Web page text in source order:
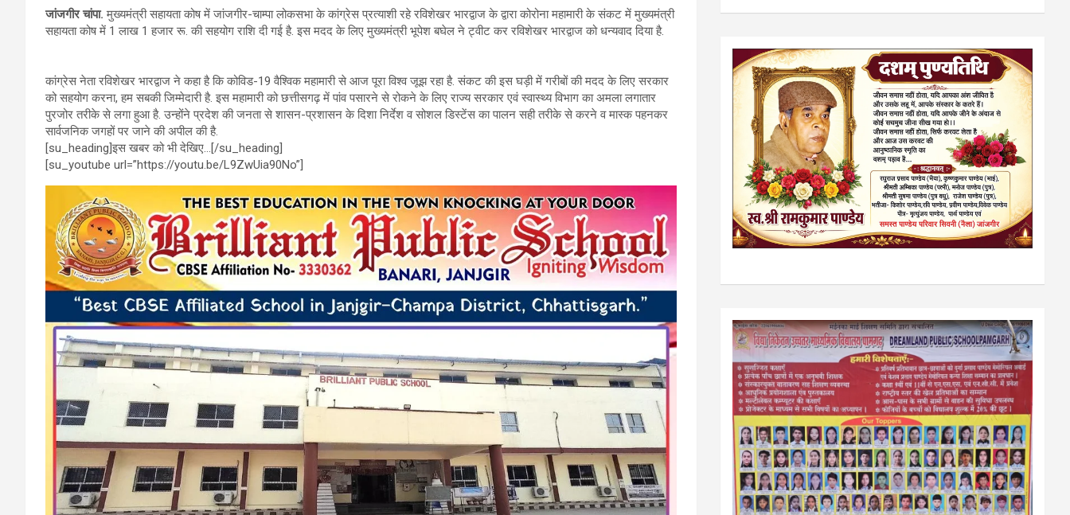
ce
o
o
k
tt at
A
p
p
e
a
m
जांजगीर चांपा. मुख्यमंत्री सहायता कोष में जांजगीर-चाम्पा लोकसभा के कांग्रेस प्रत्याशी रहे रविशेखर भारद्वाज के द्वारा कोरोना महामारी के संकट में मुख्यमंत्री
सहायता कोष में 1 लाख 1 हजार रू. की सहयोग राशि दी गई है. इस मदद के लिए मुख्यमंत्री भूपेश बघेल ने ट्वीट कर रविशेखर भारद्वाज को धन्यवाद दिया है.
कांग्रेस नेता रविशेखर भारद्वाज ने कहा है कि कोविड-19 वैश्विक महामारी से आज पूरा विश्व जूझ रहा है. संकट की इस घड़ी में गरीबों की मदद के लिए सरकार
को सहयोग करना, हम सबकी जिम्मेदारी है. इस महामारी को छत्तीसगढ़ में पांव पसारने से रोकने के लिए राज्य सरकार एवं स्वास्थ्य विभाग का अमला लगातार
पुरजोर तरीके से लगा हुआ है. उन्होंने प्रदेश की जनता से शासन-प्रशासन के दिशा निर्देश व सोशल डिस्टेंस का पालन सही तरीके से करने व मास्क पहनकर
सार्वजनिक जगहों पर जाने की अपील की है.
[su_heading]इस खबर को भी देखिए…[/su_heading]
[su_youtube url=”https://youtu.be/L9ZwUia90No”]